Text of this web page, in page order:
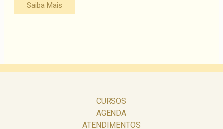
Saiba Mais
CURSOS
AGENDA
ATENDIMENTOS